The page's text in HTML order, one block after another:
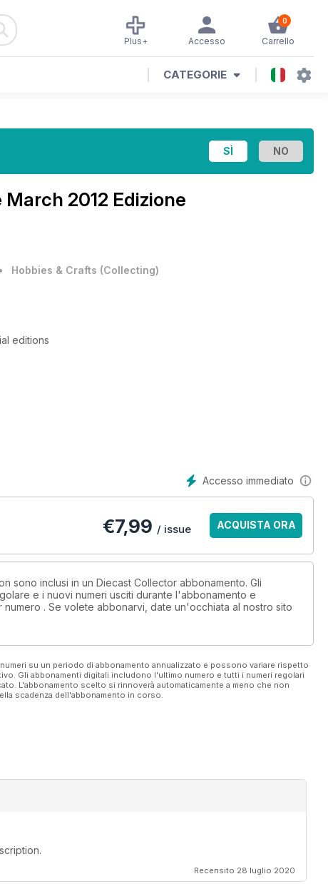
0
Carrello
Accesso
Plus+
CATEGORIE
March 2012 Edizione
Hobbies & Crafts (Collecting)
editions
Accesso immediato
€7,99 / issue ACQUISTA ORA
sono inclusi in un Diecast Collector abbonamento. Gli
e i nuovi numeri usciti durante l'abbonamento e
numero . Se volete abbonarvi, date un'occhiata al nostro sito
su un periodo di abbonamento annualizzato e possono variare rispetto
Gli abbonamenti digitali includono l'ultimo numero e tutti i numeri regolari
L'abbonamento scelto si rinnoverà automaticamente a meno che non
scadenza dell'abbonamento in corso.
Recensito 28 luglio 2020